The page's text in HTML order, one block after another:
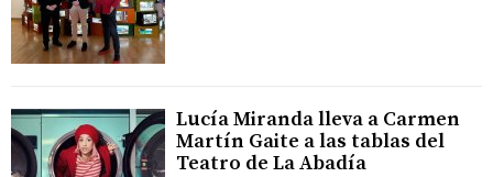
Lucía Miranda lleva a Carmen
Martín Gaite a las tablas del
Teatro de La Abadía